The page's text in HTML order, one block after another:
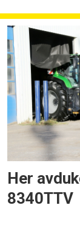
Her
8340TTV